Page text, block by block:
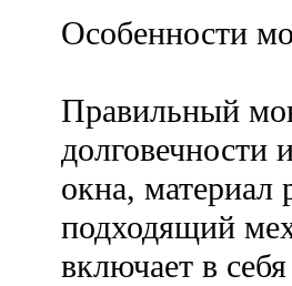
Особенности
Правильный
долговечности
окна, материал
подходящий
включает в